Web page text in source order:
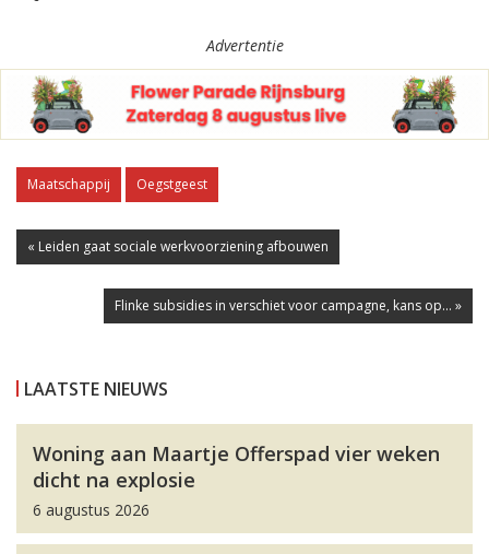
Advertentie
Maatschappij Oegstgeest
« Leiden gaat sociale werkvoorziening afbouwen
Flinke subsidies in verschiet voor campagne, kans op... »
LAATSTE NIEUWS
Woning aan Maartje Offerspad vier weken
dicht na explosie
6 augustus 2026